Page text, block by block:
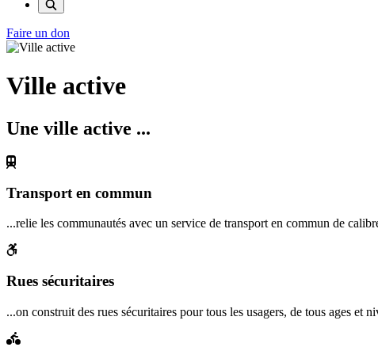
Faire un don
Ville active
Une ville active ...
Transport en commun
...relie les communautés avec un service de transport en commun de
Rues sécuritaires
...on construit des rues sécuritaires pour tous les usagers, de tous ages et